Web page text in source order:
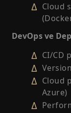
Cloud
DevOps ve
CI/CD
Cloud
Azure)